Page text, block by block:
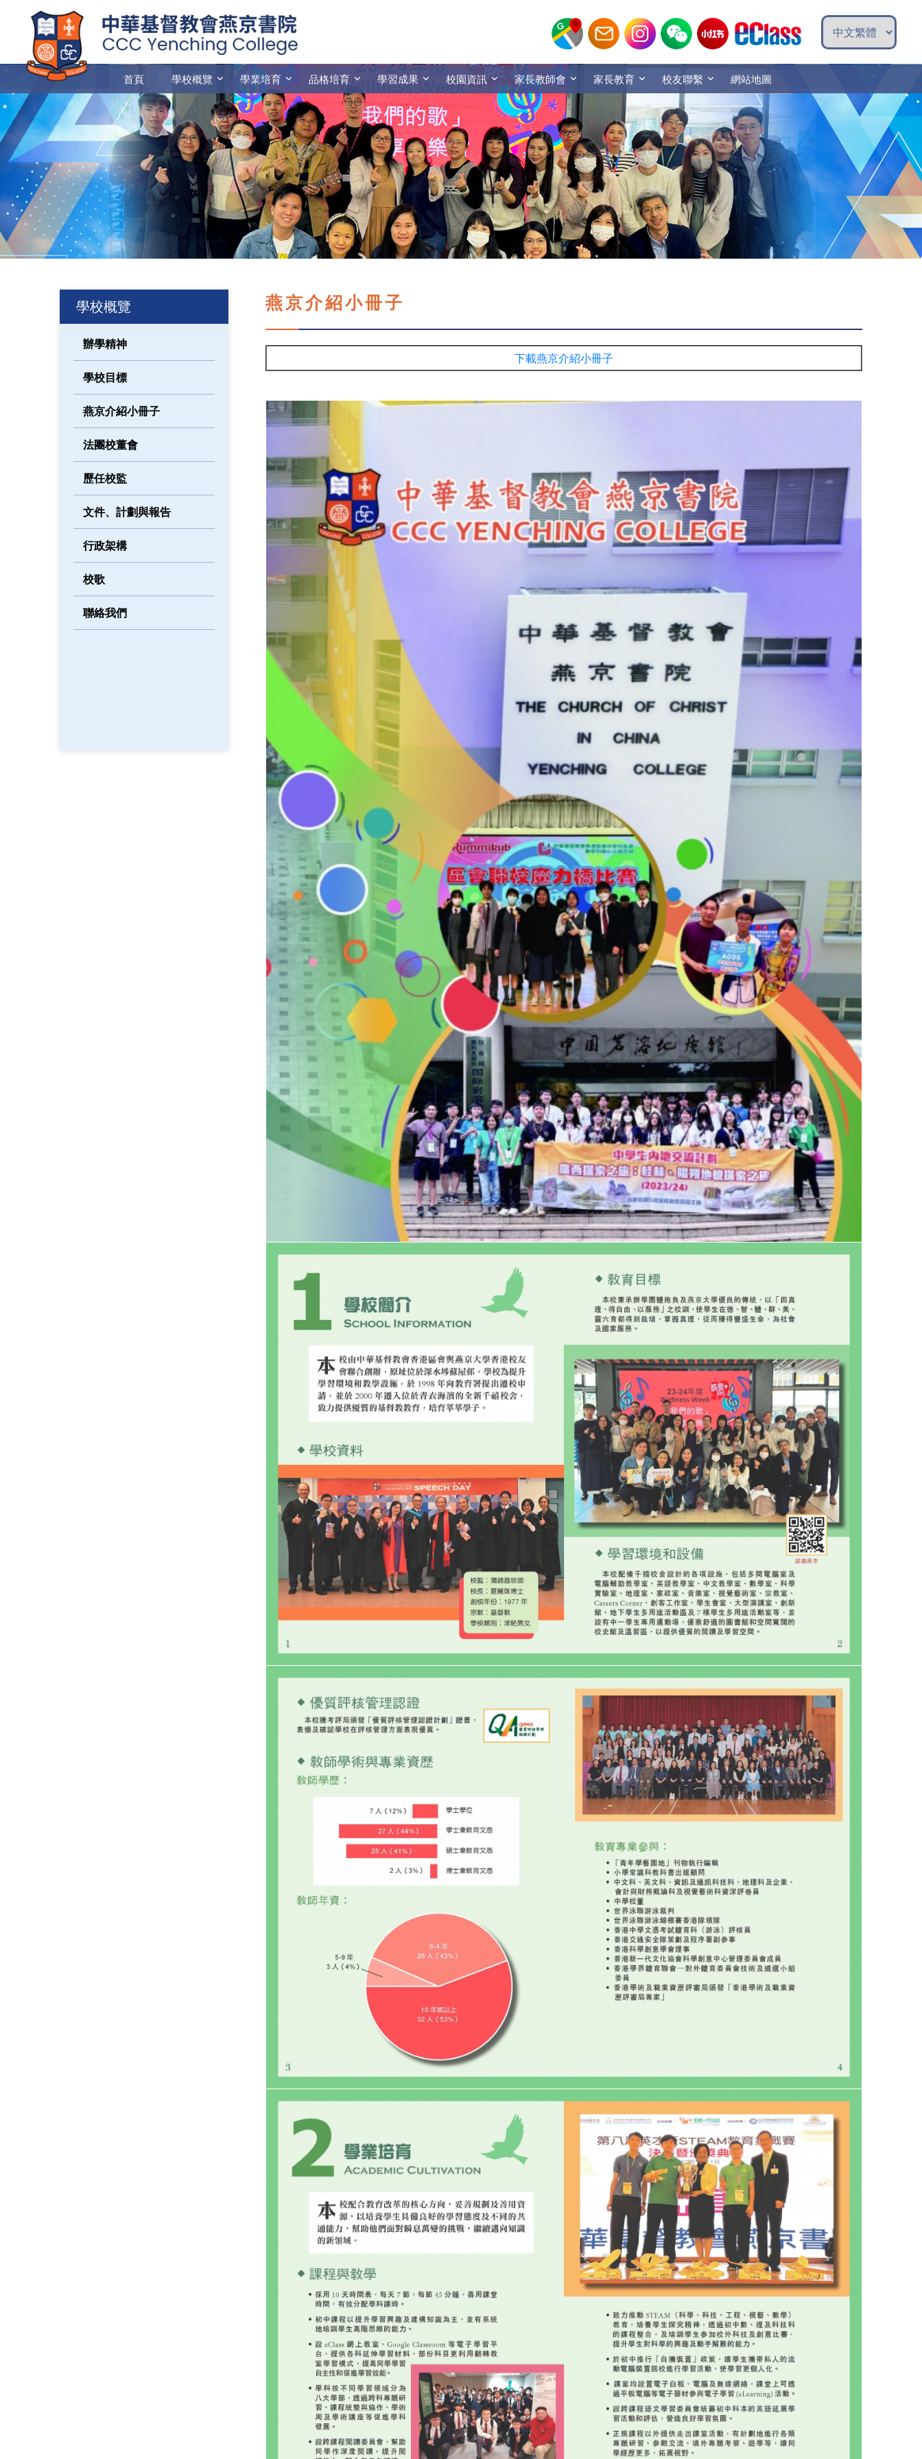
首頁 學校概覽 學業培育 品格培育 學習成果 校園資訊 家長教師會 家長教育 校友聯繫 網站地圖
學校概覽
辦學精神
學校目標
燕京介紹小冊子
法團校董會
歷任校監
文件、計劃與報告
行政架構
校歌
聯絡我們
燕京介紹小冊子
下載燕京介紹小冊子